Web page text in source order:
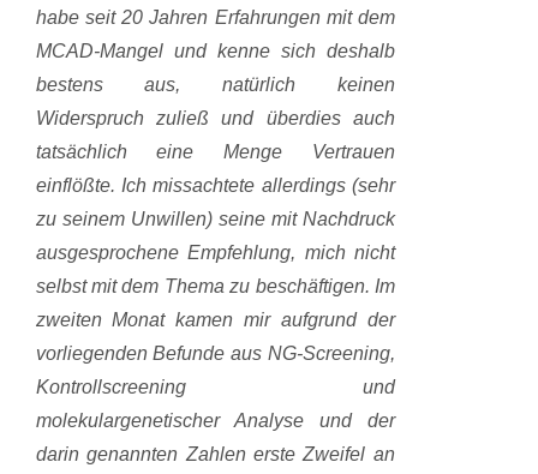
habe seit 20 Jahren Erfahrungen mit dem
MCAD-Mangel und kenne sich deshalb
bestens aus, natürlich keinen
Widerspruch zuließ und überdies auch
tatsächlich eine Menge Vertrauen
einflößte. Ich missachtete allerdings (sehr
zu seinem Unwillen) seine mit Nachdruck
ausgesprochene Empfehlung, mich nicht
selbst mit dem Thema zu beschäftigen. Im
zweiten Monat kamen mir aufgrund der
vorliegenden Befunde aus NG-Screening,
Kontrollscreening und
molekulargenetischer Analyse und der
darin genannten Zahlen erste Zweifel an